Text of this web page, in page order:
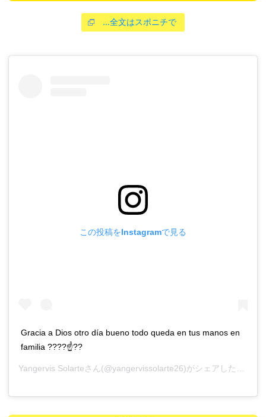
…全文はスポニチで
この投稿をInstagramで見る
Gracia a Dios otro día bueno todo queda en tus manos en
familia ????☝??
Yangervis Solarteさん(@yangervissolarte26)がシェアした投稿 –